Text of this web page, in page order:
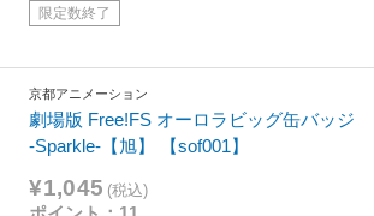
限定数終了
京都アニメーション
劇場版 Free!FS オーロラビッグ缶バッジ
-Sparkle-【旭】 【sof001】
¥1,045 (税込)